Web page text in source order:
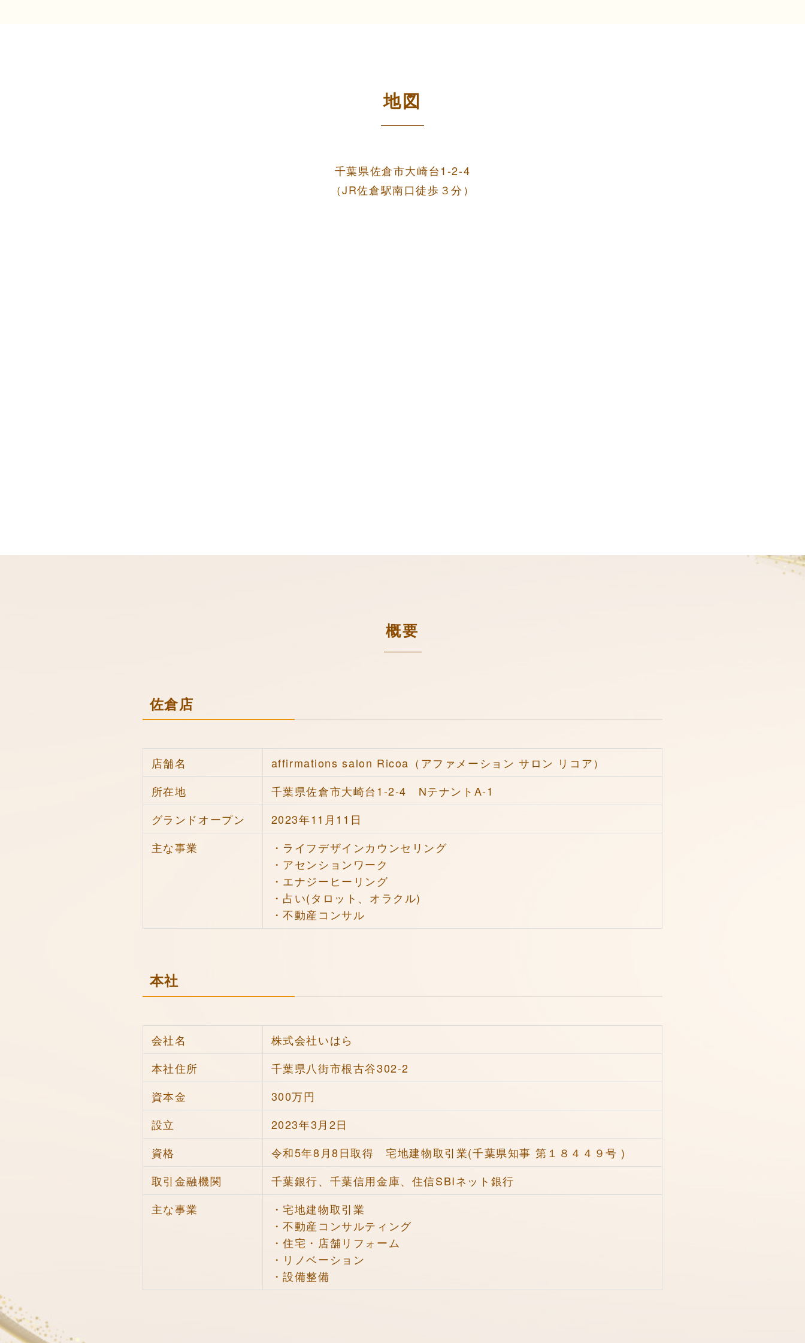
地図
千葉県佐倉市大崎台1-2-4
（JR佐倉駅南口徒歩３分）
概要
佐倉店
店舗名
affirmations salon Ricoa（アファメーション サロン リコア）
所在地
千葉県佐倉市大崎台1-2-4 NテナントA-1
グランドオープン
2023年11月11日
主な事業
・ライフデザインカウンセリング
・アセンションワーク
・エナジーヒーリング
・占い(タロット、オラクル)
・不動産コンサル
本社
会社名
株式会社いはら
本社住所
千葉県八街市根古谷302-2
資本金
300万円
設立
2023年3月2日
資格
令和5年8月8日取得 宅地建物取引業(千葉県知事 第１８４４９号 )
取引金融機関
千葉銀行、千葉信用金庫、住信SBIネット銀行
主な事業
・宅地建物取引業
・不動産コンサルティング
・住宅・店舗リフォーム
・リノベーション
・設備整備